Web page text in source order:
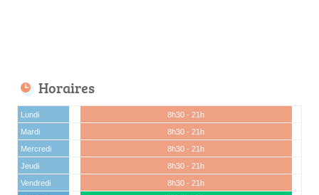
Horaires
Lundi
8h30 - 21h
Mardi
8h30 - 21h
Mercredi
8h30 - 21h
Jeudi
8h30 - 21h
Vendredi
8h30 - 21h